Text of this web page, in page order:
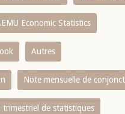
Economic Statistics
Autres
Note mensuelle de
trimestriel de statistiques